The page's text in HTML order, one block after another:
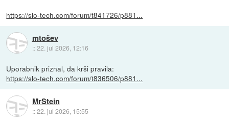
https://slo-tech.com/forum/t841726/p881...
mtošev
::22. jul 2026, 12:16
Uporabnik priznal, da krši pravila:
https://slo-tech.com/forum/t836506/p881...
MrStein
::22. jul 2026, 15:55